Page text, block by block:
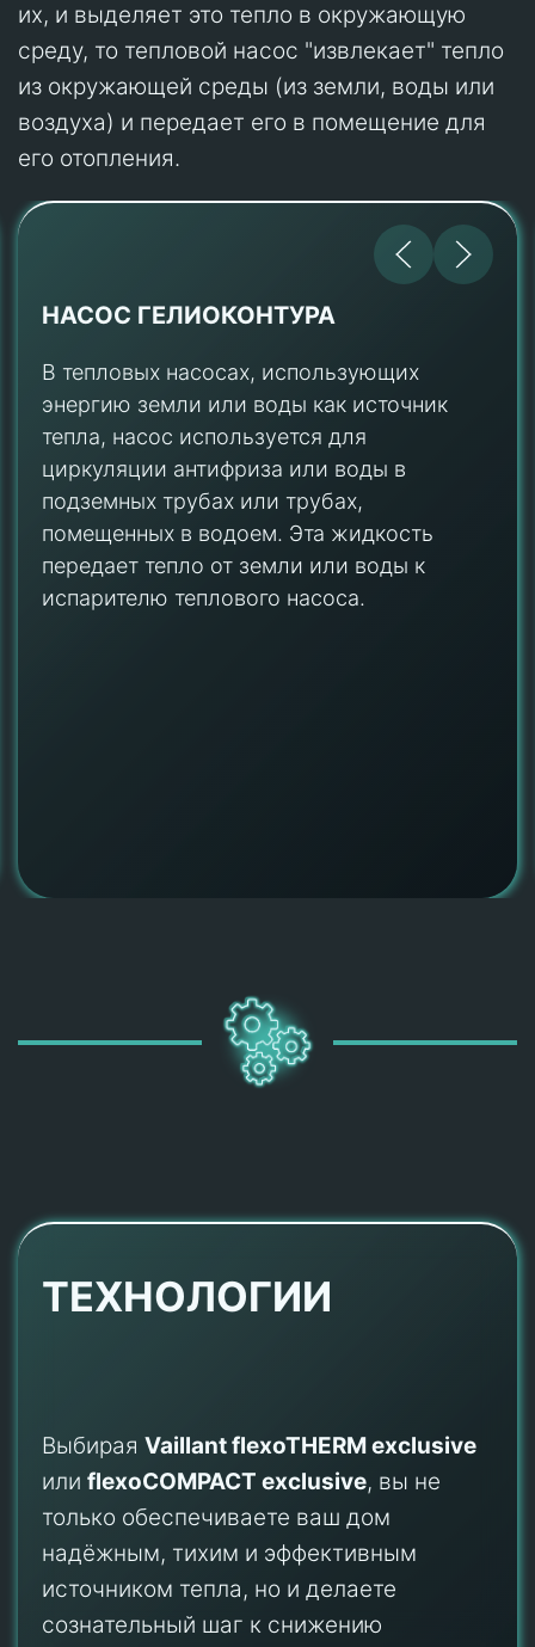
их, и выделяет это тепло в окружающую
среду, то тепловой насос "извлекает" тепло
из окружающей среды (из земли, воды или
воздуха) и передает его в помещение для
его отопления.
ИСПАРИТЕЛЬ
В испарителе хладагент, циркулирующий в
замкнутой системе, поглощает тепловую
энергию из низкотемпературного
источника (например, почвы, водоема или
воздуха). Хладагент, который поступает в
испаритель в виде жидкости низкого
давления, испаряется, поглощая тепло, и
превращается в газ.
ТЕХНОЛОГИИ
Выбирая Vaillant flexoTHERM exclusive
или flexoCOMPACT exclusive, вы не
только обеспечиваете ваш дом
надёжным, тихим и эффективным
источником тепла, но и делаете
сознательный шаг к снижению